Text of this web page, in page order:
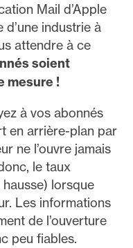
Mail d’Apple
industrie à
attendre à ce
soient
mesure !
à vos abonnés
en arrière-plan par
ne l’ouvre jamais
le taux
hausse) lorsque
Les informations
de l’ouverture
peu fiables.